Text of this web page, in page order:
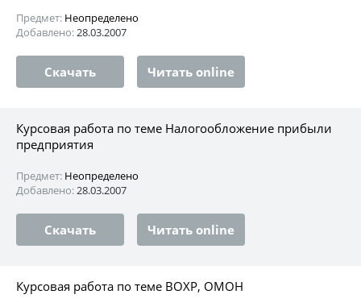
Предмет: Неопределено
Добавлено:28.03.2007
Скачать Читать online
Курсовая работа по теме Налогообложение прибыли
предприятия
Предмет: Неопределено
Добавлено:28.03.2007
Скачать Читать online
Курсовая работа по теме ВОХР, ОМОН